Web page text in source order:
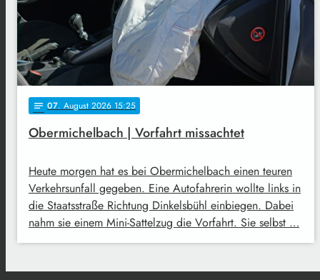
notes 07. August 2026 15:25
Obermichelbach | Vorfahrt missachtet
Heute morgen hat es bei Obermichelbach einen teuren
Verkehrsunfall gegeben. Eine Autofahrerin wollte links in
die Staatsstraße Richtung Dinkelsbühl einbiegen. Dabei
nahm sie einem Mini-Sattelzug die Vorfahrt. Sie selbst …